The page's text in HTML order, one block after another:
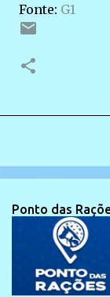
Fonte: G1
Ponto das